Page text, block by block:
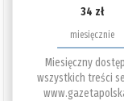
34 zł
miesięcznie
Miesięczny
wszystkich treści